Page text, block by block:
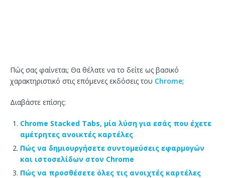
Πώς σας φαίνεται; Θα θέλατε να το δείτε ως βασικό
χαρακτηριστικό στις επόμενες εκδόσεις του Chrome;
Διαβάστε επίσης:
Chrome Stacked Tabs, μία λύση για εσάς που έχετε
αμέτρητες ανοικτές καρτέλες
Πώς να δημιουργήσετε συντομεύσεις εφαρμογών
και ιστοσελίδων στον Chrome
Πώς να προσθέσετε όλες τις ανοιχτές καρτέλες